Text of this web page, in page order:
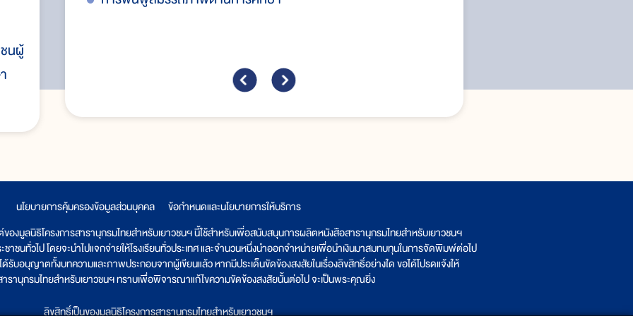
นผู้
นโยบายการคุ้มครองข้อมูลส่วนบุคคล
ข้อกำหนดและนโยบายการให้บริการ
องมูลนิธิโครงการสารานุกรมไทยสำหรับเยาวชนฯ นี้ใช้สำหรับเพื่อสนับสนุนการผลิตหนังสือสารานุกรมไทยสำหรับเยาวชนฯ
ชาชนทั่วไป โดยจะนำไปแจกจ่ายให้โรงเรียนทั่วประเทศ และจำนวนหนึ่งนำออกจำหน่ายเพื่อนำเงินมาสมทบทุนในการจัดพิมพ์ต่อไป
รับอนุญาตทั้งบทความและภาพประกอบจากผู้เขียนแล้ว หากมีประเด็นขัดข้องสงสัยในเรื่องลิขสิทธิ์อย่างใด ขอได้โปรดแจ้งให้
รานุกรมไทยสำหรับเยาวชนฯ ทราบเพื่อพิจารณาแก้ไขความขัดข้องสงสัยนั้นต่อไป จะเป็นพระคุณยิ่ง
ลิขสิทธิ์เป็นของมูลนิธิโครงการสารานุกรมไทยสำหรับเยาวชนฯ